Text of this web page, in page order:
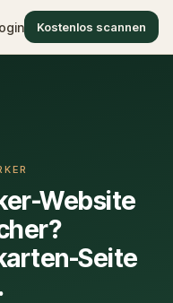
Kostenlos scannen
Website
Seite